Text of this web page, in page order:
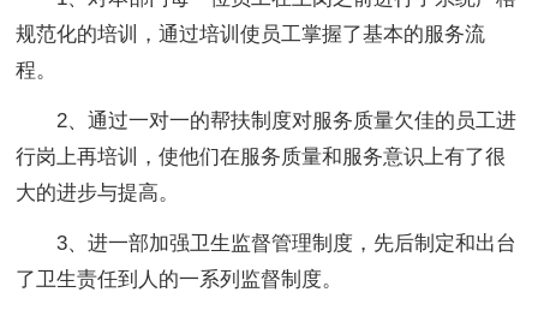
规范化的培训，通过培训使员工掌握了基本的服务流
程。
2、通过一对一的帮扶制度对服务质量欠佳的员工进
行岗上再培训，使他们在服务质量和服务意识上有了很
大的进步与提高。
3、进一部加强卫生监督管理制度，先后制定和出台
了卫生责任到人的一系列监督制度。